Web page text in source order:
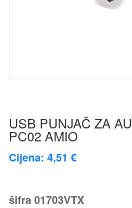
USB PUNJAČ ZA
PC02 AMIO
Cijena: 4,51 €
šifra01703VTX